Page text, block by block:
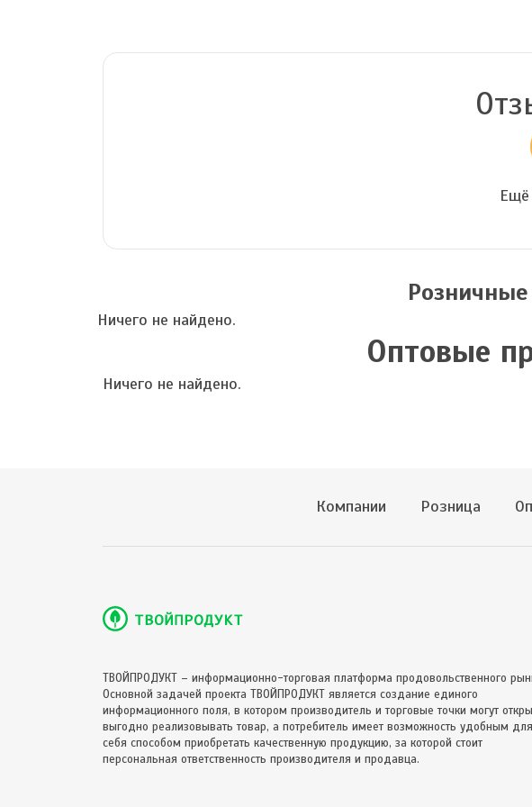
Ещё
Ничего не найдено.
Оптовые
Ничего не найдено.
Компании Розница
ТВОЙПРОДУКТ – информационно-торговая платформа продовольственного
Основной задачей проекта ТВОЙПРОДУКТ является создание единого
информационного поля, в котором производитель и торговые точки могут
выгодно реализовывать товар, а потребитель имеет возможность удобным для
себя способом приобретать качественную продукцию, за которой стоит
персональная ответственность производителя и продавца.